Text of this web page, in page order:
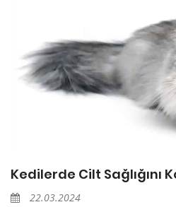
Kedilerde Cilt Sağlığını
22.03.2024